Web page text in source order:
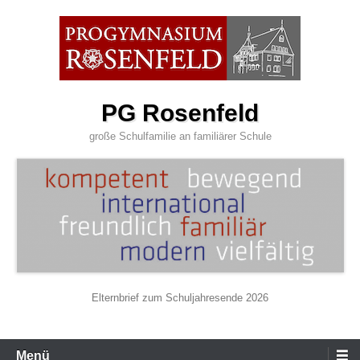
PG Rosenfeld
große Schulfamilie an familiärer Schule
Elternbrief zum Schuljahresende 2026
Primäres
Menü